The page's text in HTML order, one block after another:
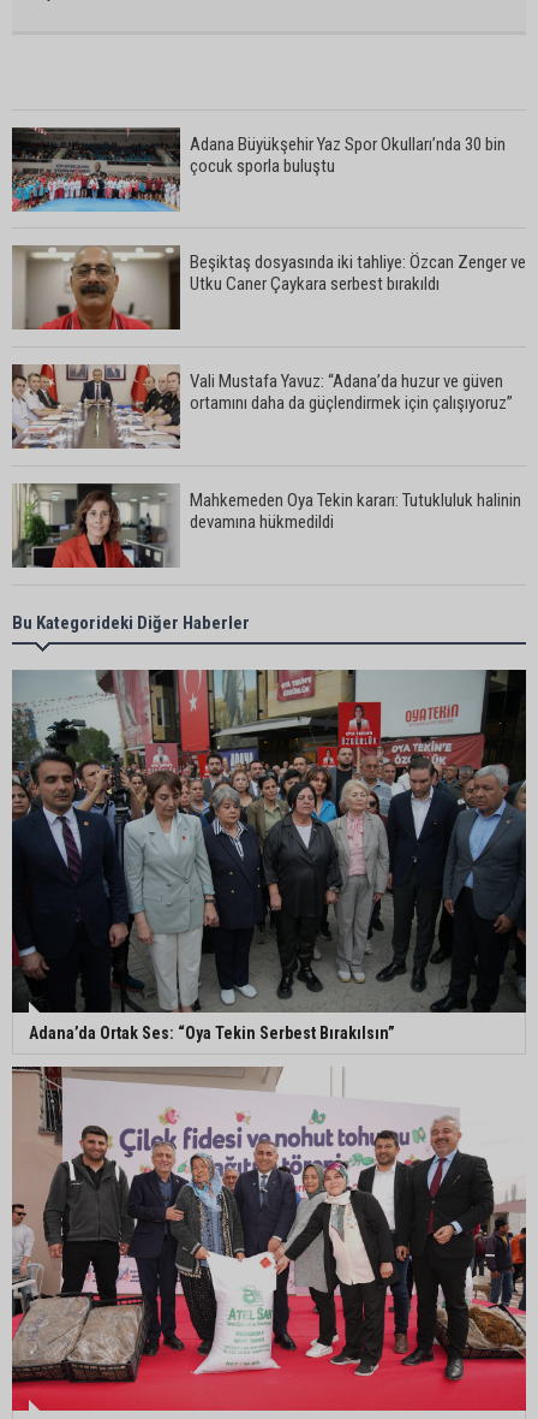
Adana Büyükşehir Yaz Spor Okulları’nda 30 bin
çocuk sporla buluştu
Beşiktaş dosyasında iki tahliye: Özcan Zenger ve
Utku Caner Çaykara serbest bırakıldı
Vali Mustafa Yavuz: “Adana’da huzur ve güven
ortamını daha da güçlendirmek için çalışıyoruz”
Mahkemeden Oya Tekin kararı: Tutukluluk halinin
devamına hükmedildi
Adana’da taziye evinde silahlı kavga kamerada:
Çok sayıda polis ekibi olay yerine sevk edildi
Adana’da parktaki OED cihazını çalan şüpheli
tutuklandı
Seyhan’da fırın ve pastanelere hijyen denetimi
gerçekleştirildi
Eski polis memuru Ergün Karakaya’nın
öldürüldüğü silahlı kavganın görüntüleri ortaya
çıktı
İmamoğlu’nda hijyen ve etiket kontrolü
Mustafa Özkan: "Yüreğir Belediye Başkan
Vekilliği seçimine ilişkin hukuki süreç başlatıldı"
Bu Kategorideki Diğer Haberler
Adana’da Ortak Ses: “Oya Tekin Serbest Bırakılsın”